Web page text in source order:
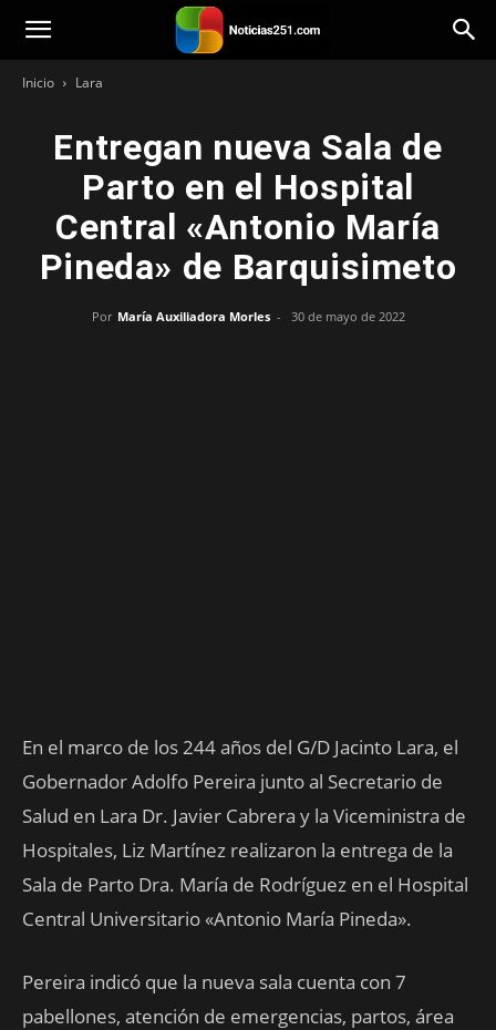
Noticias251
Inicio Lara
Entregan nueva Sala de
Parto en el Hospital
Central «Antonio María
Pineda» de Barquisimeto
Por María Auxiliadora Morles - 30 de mayo de 2022
En el marco de los 244 años del G/D Jacinto Lara, el
Gobernador Adolfo Pereira junto al Secretario de
Salud en Lara Dr. Javier Cabrera y la Viceministra de
Hospitales, Liz Martínez realizaron la entrega de la
Sala de Parto Dra. María de Rodríguez en el Hospital
Central Universitario «Antonio María Pineda».
Pereira indicó que la nueva sala cuenta con 7
pabellones, atención de emergencias, partos, área